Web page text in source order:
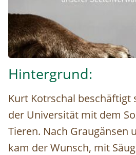
Buchcover_Hund und
Hintergrund:
Kurt Kotrschal beschäftigt
der Universität mit dem
Tieren. Nach Graugänsen
kam der Wunsch, mit